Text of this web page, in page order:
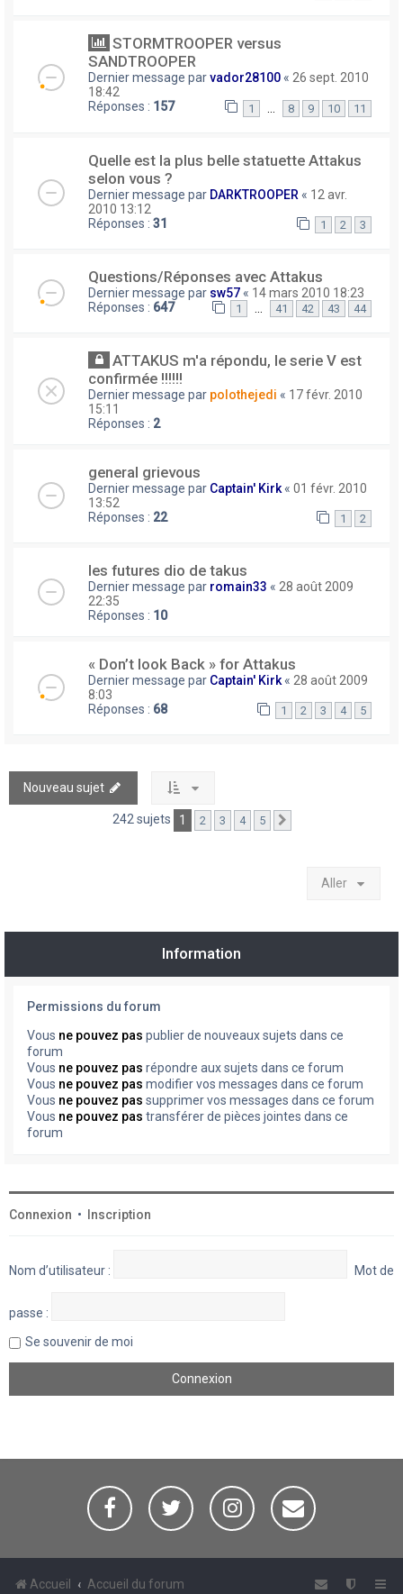
STORMTROOPER versus
SANDTROOPER
Dernier message parvador28100 « 26 sept. 2010
18:42
Réponses : 157 1 8 9 10 11
Quelle est la plus belle statuette Attakus
selon vous ?
Dernier message par DARKTROOPER « 12 avr.
2010 13:12
Réponses : 31 1 2 3
Questions/Réponses avec Attakus
Dernier message par sw57 « 14 mars 2010 18:23
Réponses : 647 1 41 42 43 44
ATTAKUS m'a répondu, le serie V est
confirmée !!!!!!
Dernier message par polothejedi « 17 févr. 2010
15:11
Réponses : 2
general grievous
Dernier message par Captain' Kirk « 01 févr. 2010
13:52
Réponses : 22 1 2
les futures dio de takus
Dernier message par romain33 « 28 août 2009
22:35
Réponses : 10
« Don’t look Back » for Attakus
Dernier message par Captain' Kirk « 28 août 2009
8:03
Réponses : 68 1 2 3 4 5
Nouveau sujet
242 sujets 1 2 3 4 5
Aller
Information
Permissions du forum
Vous ne pouvez pas publier de nouveaux sujets dans ce
forum
Vous ne pouvez pas répondre aux sujets dans ce forum
Vous ne pouvez pas modifier vos messages dans ce forum
Vous ne pouvez pas supprimer vos messages dans ce forum
Vous ne pouvez pas transférer de pièces jointes dans ce
forum
Connexion • Inscription
Nom d’utilisateur : Mot de
passe :
Se souvenir de moi
Accueil Accueil du forum